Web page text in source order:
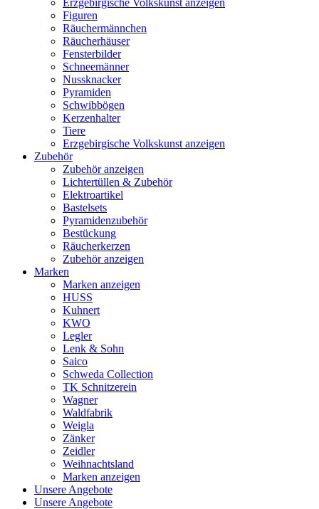
Erzgebirgische Volkskunst anzeigen
Figuren
Räuchermännchen
Räucherhäuser
Fensterbilder
Schneemänner
Nussknacker
Pyramiden
Schwibbögen
Kerzenhalter
Tiere
Erzgebirgische Volkskunst anzeigen
Zubehör
Zubehör anzeigen
Lichtertüllen & Zubehör
Elektroartikel
Bastelsets
Pyramidenzubehör
Bestückung
Räucherkerzen
Zubehör anzeigen
Marken
Marken anzeigen
HUSS
Kuhnert
KWO
Legler
Lenk & Sohn
Saico
Schweda Collection
TK Schnitzerein
Wagner
Waldfabrik
Weigla
Zänker
Zeidler
Weihnachtsland
Marken anzeigen
Unsere Angebote
Unsere Angebote